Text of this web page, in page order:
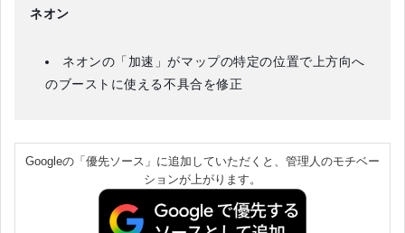
ネオン
ネオンの「加速」がマップの特定の位置で上方向へ
のブーストに使える不具合を修正
Googleの「優先ソース」に追加していただくと、管理人のモチベー
ションが上がります。